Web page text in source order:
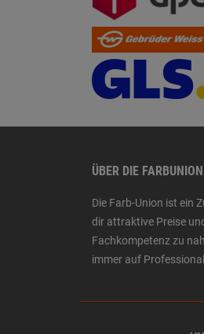
ÜBER DIE FARBUNION
Die Farb-Union ist ein
dir attraktive Preise
Fachkompetenz zu
immer auf